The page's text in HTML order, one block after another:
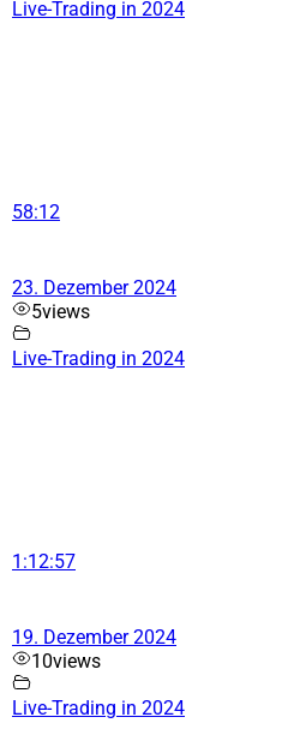
Live-Trading in 2024
58:12
23. Dezember 2024
5views
Live-Trading in 2024
1:12:57
19. Dezember 2024
10views
Live-Trading in 2024